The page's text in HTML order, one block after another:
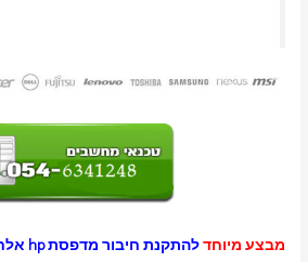
מבצע מיוחדלהתקנת חיבור מדפסת hp אלחוטית